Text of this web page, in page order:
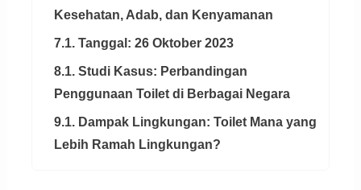
Kesehatan, Adab, dan Kenyamanan
7.1. Tanggal: 26 Oktober 2023
8.1. Studi Kasus: Perbandingan
Penggunaan Toilet di Berbagai Negara
9.1. Dampak Lingkungan: Toilet Mana yang
Lebih Ramah Lingkungan?